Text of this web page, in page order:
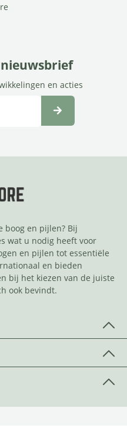
en acties
boog en pijlen? Bij
wat u nodig heeft voor
en pijlen tot essentiële
en bieden
bij het kiezen van de juiste
ook bevindt.